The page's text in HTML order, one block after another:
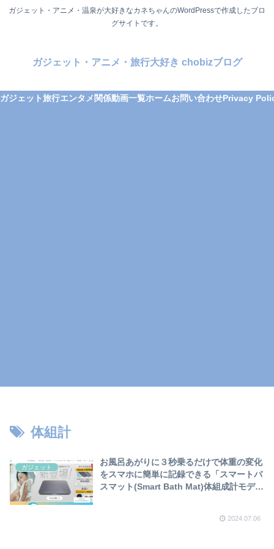
ガジェット・アニメ・温泉が大好きなカネちゃんのWordPressで作成したブロ
グサイトです。
ガジェット・アニメ・旅行大好き chobizブログ
ガジェット旅行エンタメ関係動画一覧ホームお問い合わせPrivacy
体組計
ガジェット
お風呂あがりに３秒乗るだけで体重の変化
をスマホに簡単に記録できる「スマートバ
スマット(Smart Bath Mat)体組成計モデ
2024.07.06